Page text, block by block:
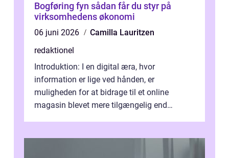
Bogføring fyn sådan får du styr på
virksomhedens økonomi
06 juni 2026
Camilla Lauritzen
redaktionel
Introduktion: I en digital æra, hvor
information er lige ved hånden, er
muligheden for at bidrage til et online
magasin blevet mere tilgængelig end